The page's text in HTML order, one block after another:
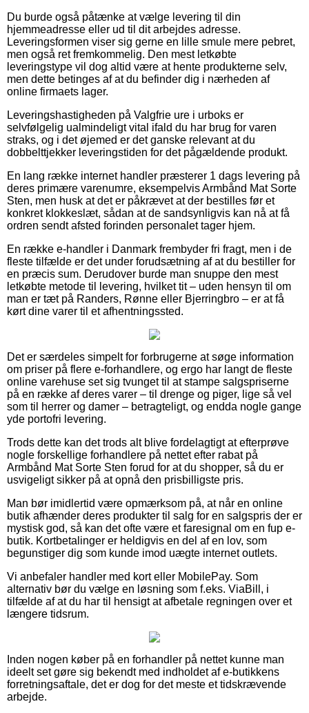
Du burde også påtænke at vælge levering til din
hjemmeadresse eller ud til dit arbejdes adresse.
Leveringsformen viser sig gerne en lille smule mere pebret,
men også ret fremkommelig. Den mest letkøbte
leveringstype vil dog altid være at hente produkterne selv,
men dette betinges af at du befinder dig i nærheden af
online firmaets lager.
Leveringshastigheden på Valgfrie ure i urboks er
selvfølgelig ualmindeligt vital ifald du har brug for varen
straks, og i det øjemed er det ganske relevant at du
dobbelttjekker leveringstiden for det pågældende produkt.
En lang række internet handler præsterer 1 dags levering på
deres primære varenumre, eksempelvis Armbånd Mat Sorte
Sten, men husk at det er påkrævet at der bestilles før et
konkret klokkeslæt, sådan at de sandsynligvis kan nå at få
ordren sendt afsted forinden personalet tager hjem.
En række e-handler i Danmark frembyder fri fragt, men i de
fleste tilfælde er det under forudsætning af at du bestiller for
en præcis sum. Derudover burde man snuppe den mest
letkøbte metode til levering, hvilket tit – uden hensyn til om
man er tæt på Randers, Rønne eller Bjerringbro – er at få
kørt dine varer til et afhentningssted.
Det er særdeles simpelt for forbrugerne at søge information
om priser på flere e-forhandlere, og ergo har langt de fleste
online varehuse set sig tvunget til at stampe salgspriserne
på en række af deres varer – til drenge og piger, lige så vel
som til herrer og damer – betragteligt, og endda nogle gange
yde portofri levering.
Trods dette kan det trods alt blive fordelagtigt at efterprøve
nogle forskellige forhandlere på nettet efter rabat på
Armbånd Mat Sorte Sten forud for at du shopper, så du er
usvigeligt sikker på at opnå den prisbilligste pris.
Man bør imidlertid være opmærksom på, at når en online
butik afhænder deres produkter til salg for en salgspris der er
mystisk god, så kan det ofte være et faresignal om en fup e-
butik. Kortbetalinger er heldigvis en del af en lov, som
begunstiger dig som kunde imod uægte internet outlets.
Vi anbefaler handler med kort eller MobilePay. Som
alternativ bør du vælge en løsning som f.eks. ViaBill, i
tilfælde af at du har til hensigt at afbetale regningen over et
længere tidsrum.
Inden nogen køber på en forhandler på nettet kunne man
ideelt set gøre sig bekendt med indholdet af e-butikkens
forretningsaftale, det er dog for det meste et tidskrævende
arbejde.